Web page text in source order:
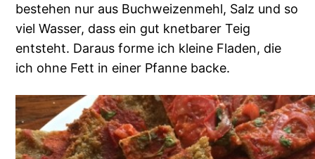
bestehen nur aus Buchweizenmehl, Salz und so
viel Wasser, dass ein gut knetbarer Teig
entsteht. Daraus forme ich kleine Fladen, die
ich ohne Fett in einer Pfanne backe.